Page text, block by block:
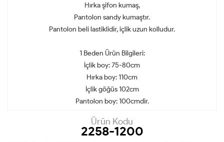
Hırka şifon kumaş,
Pantolon sandy kumaştır.
Pantolon beli lastiklidir, içlik uzun kolludur.
1 Beden Ürün Bilgileri:
İçlik boy: 75-80cm
Hırka boy: 110cm
İçlik göğüs 102cm
Pantolon boy: 100cmdir.
Ürün Kodu
2258-1200